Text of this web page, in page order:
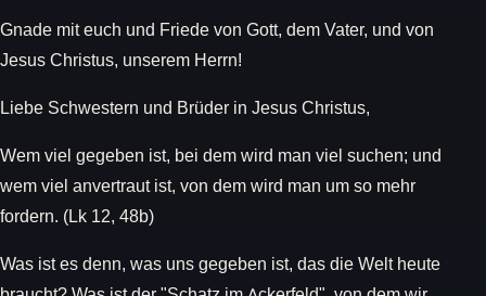
Gnade mit euch und Friede von Gott, dem Vater, und von
Jesus Christus, unserem Herrn!
Liebe Schwestern und Brüder in Jesus Christus,
Wem viel gegeben ist, bei dem wird man viel suchen; und
wem viel anvertraut ist, von dem wird man um so mehr
fordern. (Lk 12, 48b)
Was ist es denn, was uns gegeben ist, das die Welt heute